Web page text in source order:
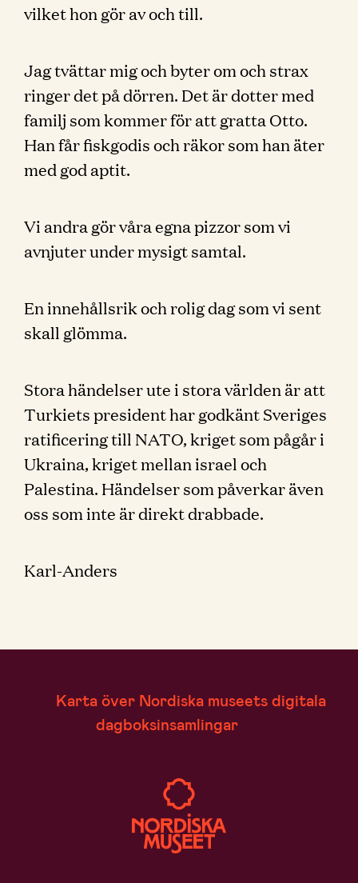
vilket hon gör av och till.
Jag tvättar mig och byter om och strax
ringer det på dörren. Det är dotter med
familj som kommer för att gratta Otto.
Han får fiskgodis och räkor som han äter
med god aptit.
Vi andra gör våra egna pizzor som vi
avnjuter under mysigt samtal.
En innehållsrik och rolig dag som vi sent
skall glömma.
Stora händelser ute i stora världen är att
Turkiets president har godkänt Sveriges
ratificering till NATO, kriget som pågår i
Ukraina, kriget mellan israel och
Palestina. Händelser som påverkar även
oss som inte är direkt drabbade.
Karl-Anders
Karta över Nordiska museets digitala
dagboksinsamlingar